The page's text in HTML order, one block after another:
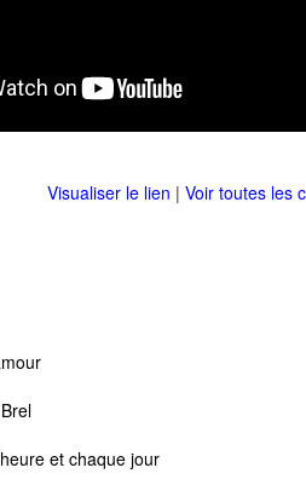
Visualiser le lien | Voir toutes les
et chaque jour